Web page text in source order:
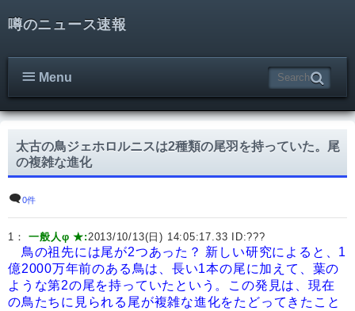
噂のニュース速報
Menu
太古の鳥ジェホロルニスは2種類の尾羽を持っていた。尾
の複雑な進化
0件
1：一般人φ ★:2013/10/13(日) 14:05:17.33 ID:???
鳥の祖先には尾が2つあった？ 新しい研究によると、1
億2000万年前のある鳥は、長い1本の尾に加えて、葉の
ような第2の尾を持っていたという。この発見は、現在
の鳥たちに見られる尾が複雑な進化をたどってきたこと